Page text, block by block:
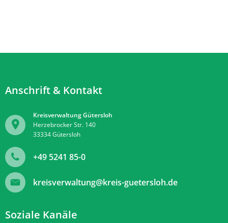
Anschrift & Kontakt
Kreisverwaltung Gütersloh
Herzebrocker Str. 140
33334Gütersloh
+49 5241 85-0
kreisverwaltung@kreis-guetersloh.de
Soziale Kanäle